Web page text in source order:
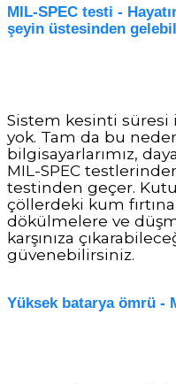
MIL-SPEC testi -
şeyin üstesinden
Sistem kesinti süresi
yok. Tam da bu
bilgisayarlarımız,
MIL-SPEC
testinden geçer.
çöllerdeki kum
dökülmelere ve
karşınıza
güvenebilirsiniz.
Yüksek batarya ömrü -